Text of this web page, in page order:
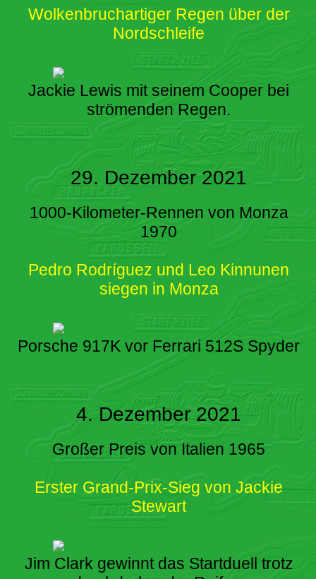
Wolkenbruchartiger Regen über der
Nordschleife
Jackie Lewis mit seinem Cooper bei
strömenden Regen.
29. Dezember 2021
1000-Kilometer-Rennen von Monza
1970
Pedro Rodríguez und Leo Kinnunen
siegen in Monza
Porsche 917K vor Ferrari 512S Spyder
4. Dezember 2021
Großer Preis von Italien 1965
Erster Grand-Prix-Sieg von Jackie
Stewart
Jim Clark gewinnt das Startduell trotz